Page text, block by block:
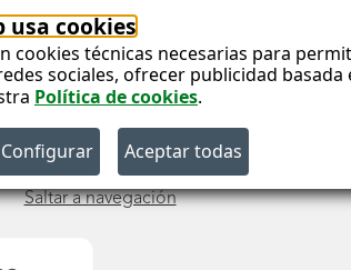
usa cookies
cookies técnicas necesarias para
sociales, ofrecer publicidad
Política de cookies.
Saltar a navegación